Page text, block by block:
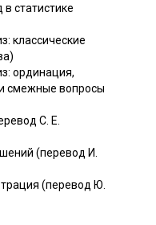
в статистике
классические
ординация,
смежные вопросы
С. Е.
(перевод И.
(перевод Ю.